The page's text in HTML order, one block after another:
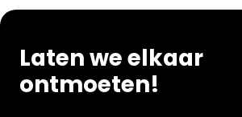
Laten we elkaar
ontmoeten!